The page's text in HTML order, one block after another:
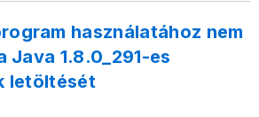
használatához nem
Java 1.8.0_291-es
letöltését